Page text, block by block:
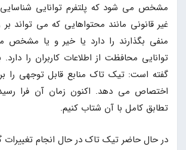
مشخص می شود که پلتفرم توانایی
غیر قانونی مانند محتواهایی که می تواند بر
منفی بگذارند را دارد یا خیر و یا مشخص
توانایی محافظت از اطلاعات کاربران را دارد.
گفته است: تیک تاک منابع قابل توجهی را
اختصاص می دهد. اکنون زمان آن فرا
تطابق کامل با آن شتاب کنیم.
در حال حاضر تیک تاک در حال انجام تغییرات